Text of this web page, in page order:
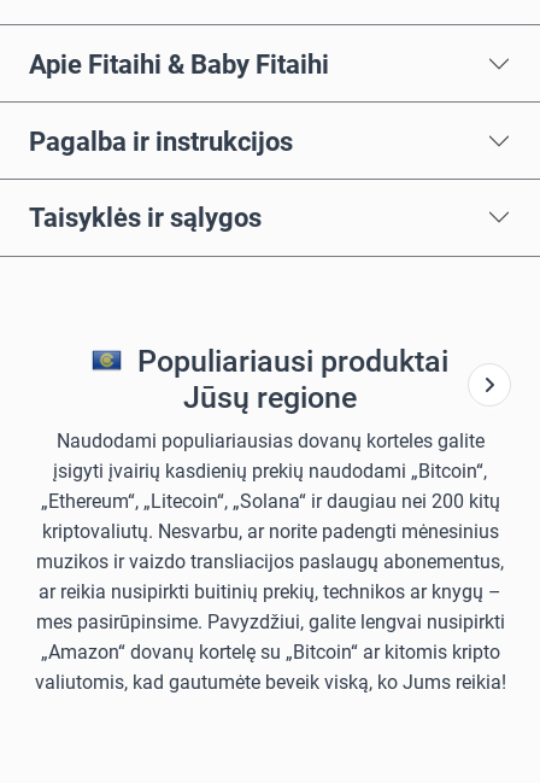
Apie Fitaihi & Baby Fitaihi
Pagalba ir instrukcijos
Taisyklės ir sąlygos
Populiariausi produktai
Jūsų regione
Naudodami populiariausias dovanų korteles galite
įsigyti įvairių kasdienių prekių naudodami „Bitcoin“,
„Ethereum“, „Litecoin“, „Solana“ ir daugiau nei 200 kitų
kriptovaliutų. Nesvarbu, ar norite padengti mėnesinius
muzikos ir vaizdo transliacijos paslaugų abonementus,
ar reikia nusipirkti buitinių prekių, technikos ar knygų –
mes pasirūpinsime. Pavyzdžiui, galite lengvai nusipirkti
„Amazon“ dovanų kortelę su „Bitcoin“ ar kitomis kripto
valiutomis, kad gautumėte beveik viską, ko Jums reikia!